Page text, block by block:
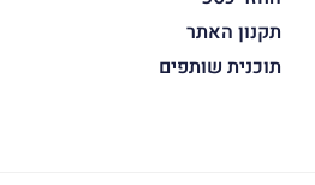
תקנון האתר
תוכנית שותפים